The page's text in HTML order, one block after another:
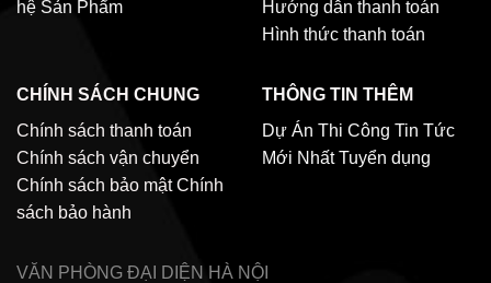
hệ Sản Phẩm
Hướng dẫn thanh toán
Hình thức thanh toán
CHÍNH SÁCH CHUNG
Chính sách thanh toán
Chính sách vận chuyển
Chính sách bảo mật Chính
sách bảo hành
THÔNG TIN THÊM
Dự Án Thi Công Tin Tức
Mới Nhất Tuyển dụng
VĂN PHÒNG ĐẠI DIỆN HÀ NỘI